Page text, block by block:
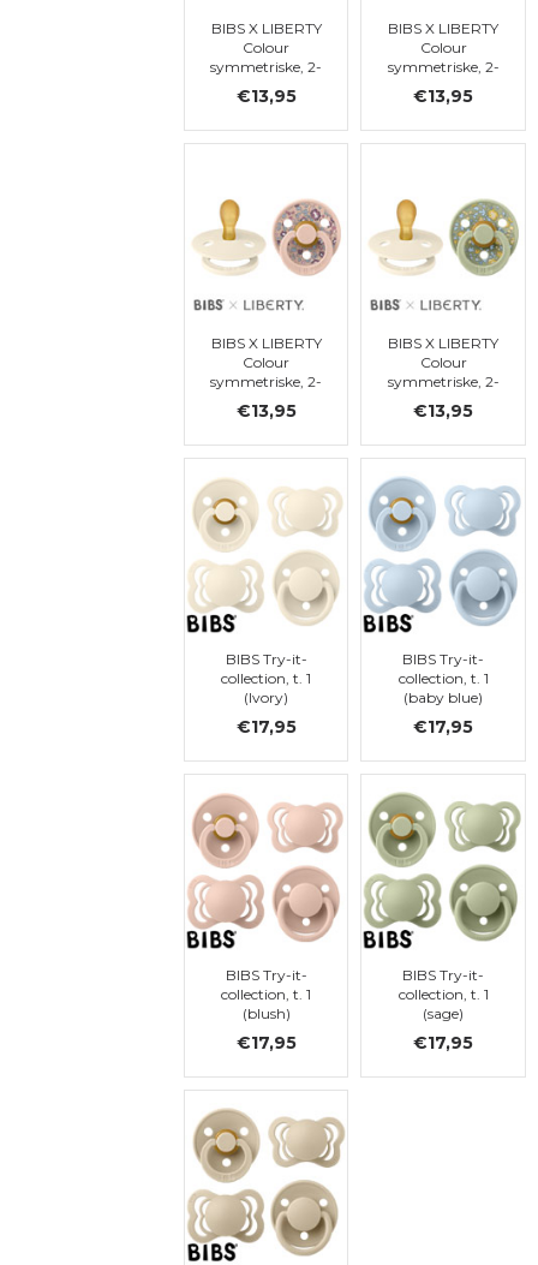
BIBS X LIBERTY
Colour
symmetriske, 2-
Chamomile
Blue Mix, ronde,
€13,95
BIBS X LIBERTY
Colour
symmetriske, 2-
Sage Mix,
€13,95
BIBS X LIBERTY
Colour
symmetriske, 2-
pack, Eloise -
Blush Mix,
€13,95
BIBS X LIBERTY
Colour
symmetriske, 2-
pack, Eloise -
Sage Mix,
€13,95
BIBS Try-it-
collection, t. 1
(Ivory)
€17,95
BIBS Try-it-
collection, t. 1
(baby blue)
€17,95
BIBS Try-it-
collection, t. 1
(blush)
€17,95
BIBS Try-it-
collection, t. 1
(sage)
€17,95